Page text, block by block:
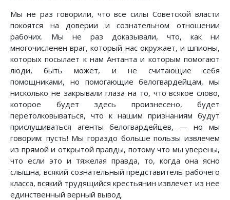
Мы не раз говорили, что все силы Советской власти
покоятся на доверии и сознательном отношении
рабочих. Мы не раз доказывали, что, как ни
многочисленен враг, который нас окружает, и шпионы,
которых посылает к нам Антанта и которым помогают
люди, быть может, и не считающие себя
помощниками, но помогающие белогвардейцам, мы
нисколько не закрывали глаза на то, что всякое слово,
которое будет здесь произнесено, будет
перетолковываться, что к нашим признаниям будут
прислушиваться агенты белогвардейцев, — но мы
говорим: пусть! Мы гораздо больше пользы извлечем
из прямой и открытой правды, потому что мы уверены,
что если это и тяжелая правда, то, когда она ясно
слышна, всякий сознательный представитель рабочего
класса, всякий трудящийся крестьянин извлечет из нее
единственный верный вывод.